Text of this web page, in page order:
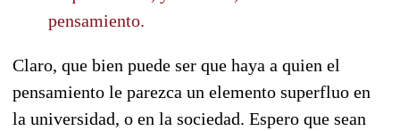
pensamiento.
Claro, que bien puede ser que haya a quien el
pensamiento le parezca un elemento superfluo en
la universidad, o en la sociedad. Espero que sean